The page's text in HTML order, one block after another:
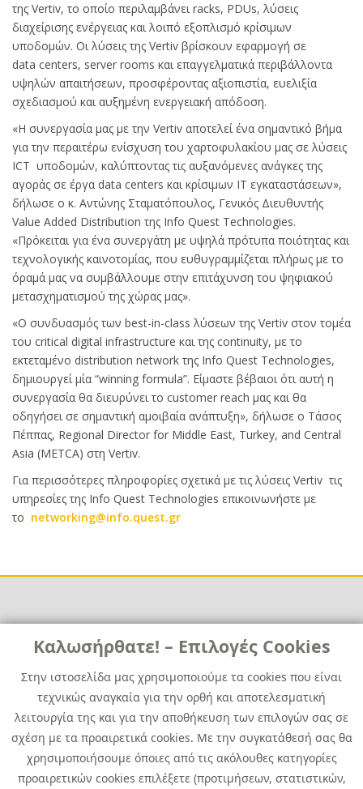
Καλωσήρθατε! – Επιλογές Cookies
Στην ιστοσελίδα μας χρησιμοποιούμε τα cookies που είναι
τεχνικώς αναγκαία για την ορθή και αποτελεσματική
λειτουργία της και για την αποθήκευση των επιλογών σας σε
σχέση με τα προαιρετικά cookies. Με την συγκατάθεσή σας θα
χρησιμοποιήσουμε όποιες από τις ακόλουθες κατηγορίες
προαιρετικών cookies επιλέξετε (προτιμήσεων, στατιστικών,
της Vertiv, το οποίο περιλαμβάνει racks, PDUs, λύσεις
διαχείρισης ενέργειας και λοιπό εξοπλισμό κρίσιμων
υποδομών. Οι λύσεις της Vertiv βρίσκουν εφαρμογή σε
data centers, server rooms και επαγγελματικά περιβάλλοντα
υψηλών απαιτήσεων, προσφέροντας αξιοπιστία, ευελιξία
σχεδιασμού και αυξημένη ενεργειακή απόδοση.
«Η συνεργασία μας με την Vertiv αποτελεί ένα σημαντικό βήμα
για την περαιτέρω ενίσχυση του χαρτοφυλακίου μας σε λύσεις
ICT υποδομών, καλύπτοντας τις αυξανόμενες ανάγκες της
αγοράς σε έργα data centers και κρίσιμων IT εγκαταστάσεων»,
δήλωσε ο κ. Αντώνης Σταματόπουλος, Γενικός Διευθυντής
Value Added Distribution της Info Quest Technologies.
«Πρόκειται για ένα συνεργάτη με υψηλά πρότυπα ποιότητας και
τεχνολογικής καινοτομίας, που ευθυγραμμίζεται πλήρως με το
όραμά μας να συμβάλλουμε στην επιτάχυνση του ψηφιακού
μετασχηματισμού της χώρας μας».
«Ο συνδυασμός των best-in-class λύσεων της Vertiv στον τομέα
του critical digital infrastructure και της continuity, με το
εκτεταμένο distribution network της Info Quest Technologies,
δημιουργεί μία “winning formula”. Είμαστε βέβαιοι ότι αυτή η
συνεργασία θα διευρύνει το customer reach μας και θα
οδηγήσει σε σημαντική αμοιβαία ανάπτυξη», δήλωσε ο Τάσος
Πέππας, Regional Director for Middle East, Turkey, and Central
Asia (METCA) στη Vertiv.
Για περισσότερες πληροφορίες σχετικά με τις λύσεις Vertiv τις
υπηρεσίες της Info Quest Technologies επικοινωνήστε με
το networking@info.quest.gr
Χρήσιμα
News
Media Kit
Career
Quest Group